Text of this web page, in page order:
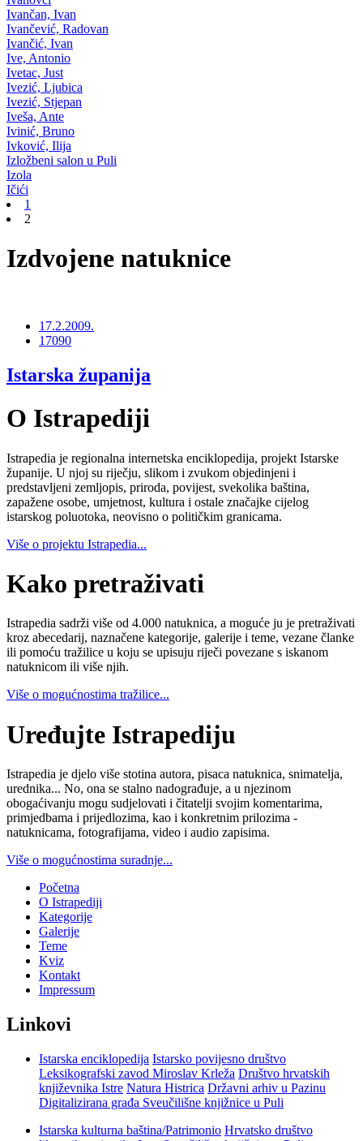
Ivančan, Ivan
Ivančević, Radovan
Ivančić, Ivan
Ive, Antonio
Ivetac, Just
Ivezić, Ljubica
Ivezić, Stjepan
Iveša, Ante
Ivinić, Bruno
Ivković, Ilija
Izložbeni salon u Puli
Izola
Ičići
1
2
Izdvojene natuknice
17.2.2009.
17090
Istarska županija
O Istrapediji
Istrapedia je regionalna internetska enciklopedija, projekt Istarske
županije. U njoj su riječju, slikom i zvukom objedinjeni i
predstavljeni zemljopis, priroda, povijest, svekolika baština,
zapažene osobe, umjetnost, kultura i ostale značajke cijelog
istarskog poluotoka, neovisno o političkim granicama.
Više o projektu Istrapedia...
Kako pretraživati
Istrapedia sadrži više od 4.000 natuknica, a moguće ju je pretraživati
kroz abecedarij, naznačene kategorije, galerije i teme, vezane članke
ili pomoću tražilice u koju se upisuju riječi povezane s iskanom
natuknicom ili više njih.
Više o mogućnostima tražilice...
Uređujte Istrapediju
Istrapedia je djelo više stotina autora, pisaca natuknica, snimatelja,
urednika... No, ona se stalno nadograđuje, a u njezinom
obogaćivanju mogu sudjelovati i čitatelji svojim komentarima,
primjedbama i prijedlozima, kao i konkretnim prilozima -
natuknicama, fotografijama, video i audio zapisima.
Više o mogućnostima suradnje...
Početna
O Istrapediji
Kategorije
Galerije
Teme
Kviz
Kontakt
Impressum
Linkovi
Istarska enciklopedija Istarsko povijesno društvo
Leksikografski zavod Miroslav Krleža Društvo hrvatskih
književnika Istre Natura Histrica Državni arhiv u Pazinu
Digitalizirana građa Sveučilišne knjižnice u Puli
Istarska kulturna baština/Patrimonio Hrvatsko društvo